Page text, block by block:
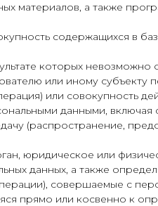
материалов, а также
содержащихся в
которых
или иному субъекту
или совокупность
данными,
(распространение,
юридическое или
данных, а также
совершаемые с
прямо или косвенно к